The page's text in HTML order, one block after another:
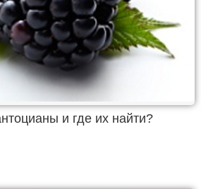
и где их найти?